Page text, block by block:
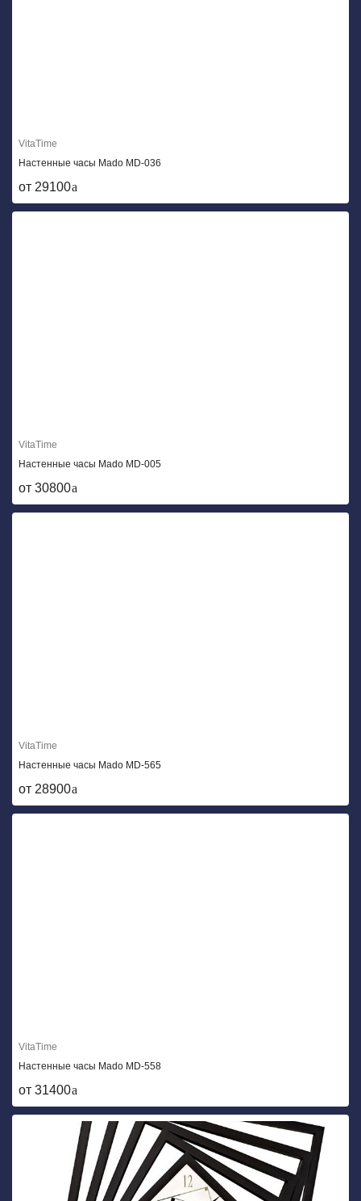
VitaTime
Настенные часы Mado MD-036
от 29100
VitaTime
Настенные часы Mado MD-005
от 30800
VitaTime
Настенные часы Mado MD-565
от 28900
VitaTime
Настенные часы Mado MD-558
от 31400